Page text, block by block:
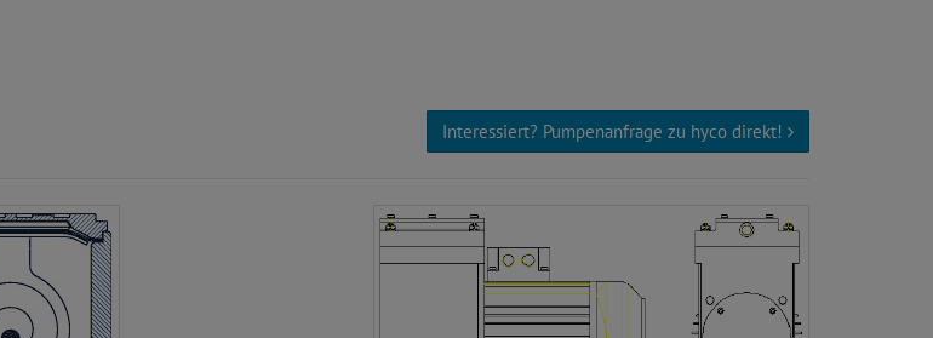
Interessiert? Pumpenanfrage zu hyco direkt!